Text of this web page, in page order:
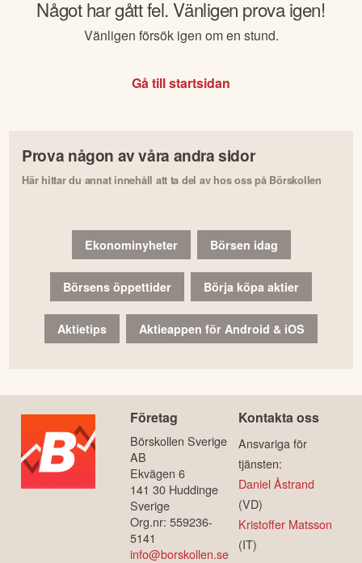
Något har gått fel. Vänligen prova igen!
Vänligen försök igen om en stund.
Gå till startsidan
Prova någon av våra andra sidor
Här hittar du annat innehåll att ta del av hos oss på Börskollen
Ekonominyheter Börsen idag
Börsens öppettider Börja köpa aktier
Aktietips Aktieappen för Android & iOS
Företag
Börskollen Sverige
AB
Ekvägen 6
141 30 Huddinge
Sverige
Org.nr: 559236-
5141
info@borskollen.se
Kontakta oss
Ansvariga för
tjänsten:
Daniel Åstrand
(VD)
Kristoffer Matsson
(IT)